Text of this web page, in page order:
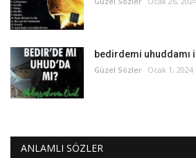
bedirdemi uhuddamı
Güzel Sözler Ocak 1, 2024
ANLAMLI SÖZLER